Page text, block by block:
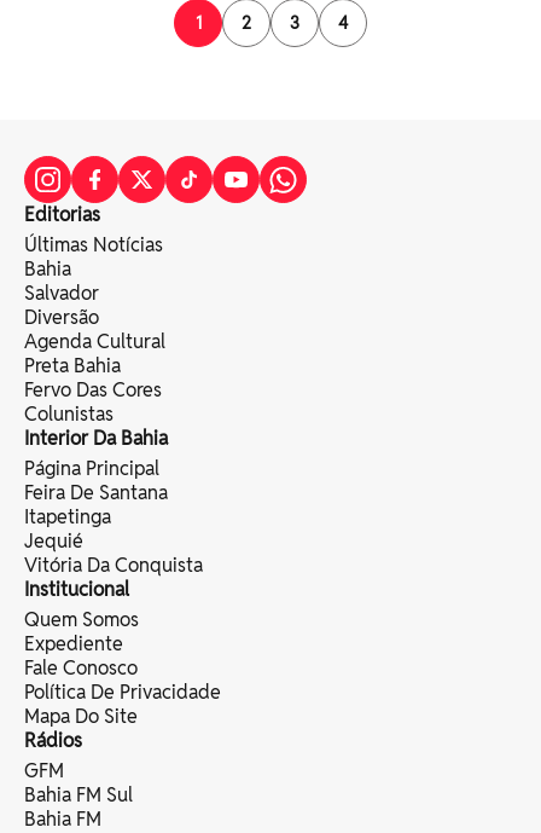
1
2 3 4
Editorias
Últimas Notícias
Bahia
Salvador
Diversão
Agenda Cultural
Preta Bahia
Fervo Das Cores
Colunistas
Interior Da Bahia
Página Principal
Feira De Santana
Itapetinga
Jequié
Vitória Da Conquista
Institucional
Quem Somos
Expediente
Fale Conosco
Política De Privacidade
Mapa Do Site
Rádios
GFM
Bahia FM Sul
Bahia FM